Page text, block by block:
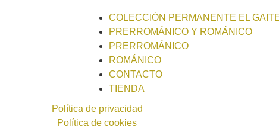
COLECCIÓN PERMANENTE EL
PRERROMÁNICO Y ROMÁNICO
PRERROMÁNICO
ROMÁNICO
CONTACTO
TIENDA
Política de privacidad
Política de cookies